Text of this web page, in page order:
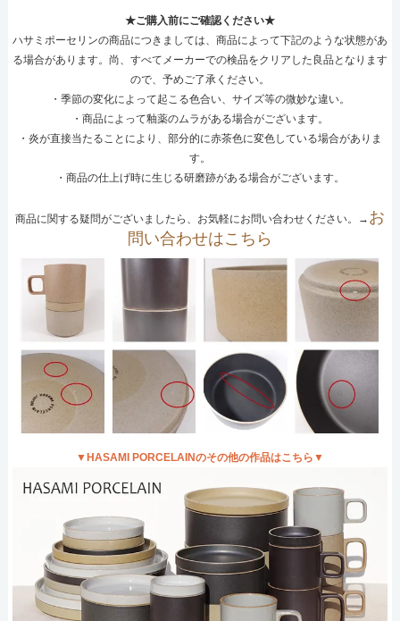
★ご購入前にご確認ください★
ハサミポーセリンの商品につきましては、商品によって下記のような状態があ
る場合があります。尚、すべてメーカーでの検品をクリアした良品となります
ので、予めご了承ください。
・季節の変化によって起こる色合い、サイズ等の微妙な違い。
・商品によって釉薬のムラがある場合がございます。
・炎が直接当たることにより、部分的に赤茶色に変色している場合がありま
す。
・商品の仕上げ時に生じる研磨跡がある場合がございます。
商品に関する疑問がございましたら、お気軽にお問い合わせください。→ お
問い合わせはこちら
▼HASAMI PORCELAINのその他の作品はこちら▼